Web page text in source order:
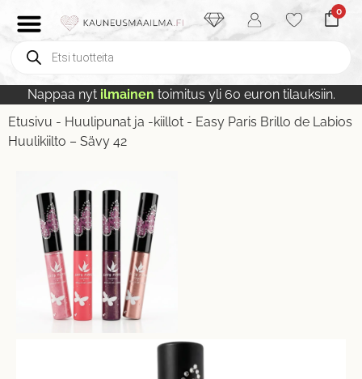
0
Nappaa nyt ilmainen toimitus yli 60 euron tilauksiin.
Etusivu - Huulipunat ja -kiillot - Easy Paris Brillo de Labios
Huulikiilto – Sävy 42